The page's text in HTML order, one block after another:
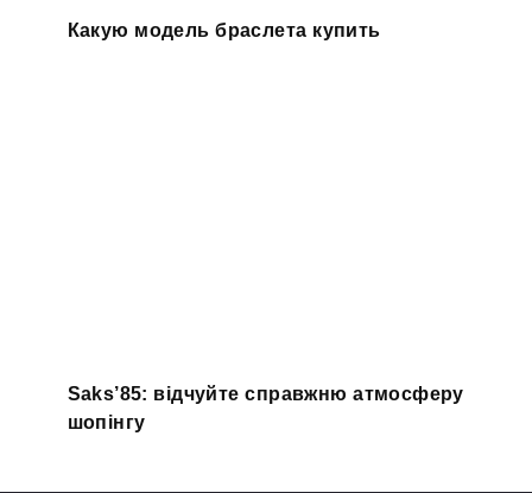
Какую модель браслета купить
Saks’85: відчуйте справжню атмосферу
шопінгу